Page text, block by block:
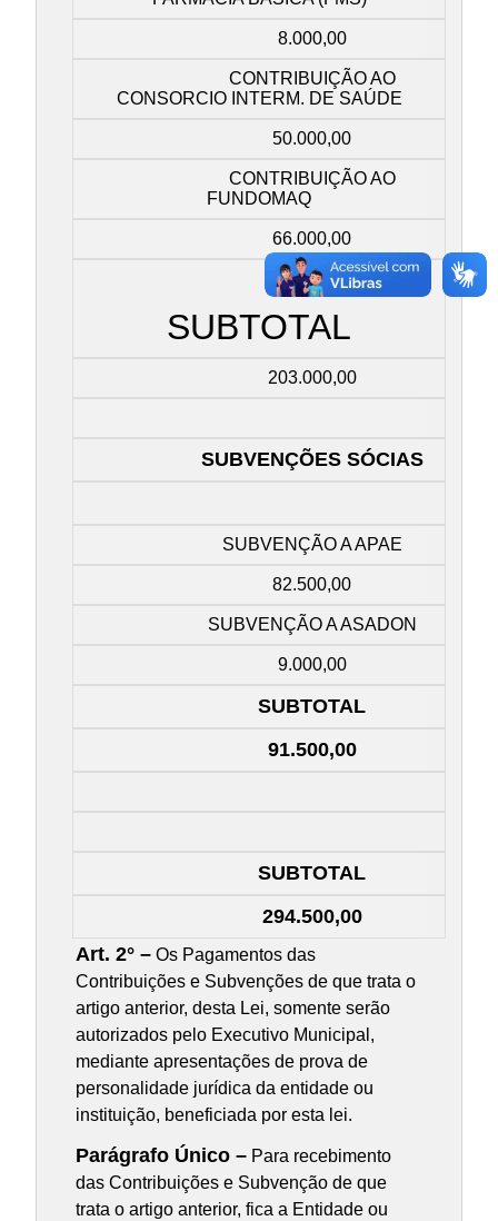
8.000,00
CONTRIBUIÇÃO AO
CONSORCIO INTERM. DE SAÚDE
50.000,00
CONTRIBUIÇÃO AO
FUNDOMAQ
66.000,00
SUBTOTAL
203.000,00
SUBVENÇÕES SÓCIAS
SUBVENÇÃO A APAE
82.500,00
SUBVENÇÃO A ASADON
9.000,00
SUBTOTAL
91.500,00
SUBTOTAL
294.500,00
Art. 2° – Os Pagamentos das
Contribuições e Subvenções de que trata o
artigo anterior, desta Lei, somente serão
autorizados pelo Executivo Municipal,
mediante apresentações de prova de
personalidade jurídica da entidade ou
instituição, beneficiada por esta lei.
Parágrafo Único – Para recebimento
das Contribuições e Subvenção de que
trata o artigo anterior, fica a Entidade ou